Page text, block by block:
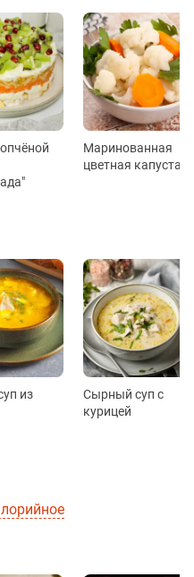
Маринованная
цветная капуста
из
Сырный суп с
курицей